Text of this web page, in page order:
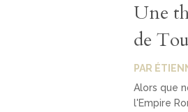
Une
de
PAR
Alors que
l'Empire